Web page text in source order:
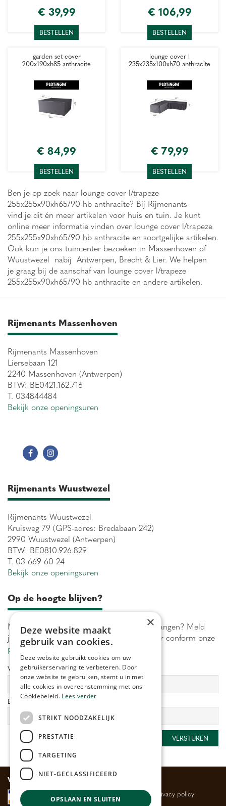
€ 39,99
BESTELLEN
€ 106,99
BESTELLEN
garden set cover
200x190xh85 anthracite
€ 84,99
BESTELLEN
lounge cover l
235x235x100xh70 anthracite
€ 79,99
BESTELLEN
Ben je op zoek naar lounge cover l/trapeze
255x255x90xh65/90 hb anthracite? Bij Rijmenants
vind je dit én meer artikelen voor huis en tuin. Je kunt
online meer informatie vinden over lounge cover l/trapeze
255x255x90xh65/90 hb anthracite en soortgelijke artikelen.
Ook kun je ons tuincenter bezoeken in Massenhoven of
Wuustwezel nabij Antwerpen, Brecht & Lier. We helpen
je graag bij de aanschaf van lounge cover l/trapeze
255x255x90xh65/90 hb anthracite en andere artikelen.
Rijmenants Massenhoven
Rijmenants Massenhoven
Liersebaan 121
2240 Massenhoven (Antwerpen)
BTW: BE0421.162.716
T. 034844484
Bekijk onze openingsuren
Rijmenants Wuustwezel
Rijmenants Wuustwezel
Kruisweg 79 (GPS-adres: Bredabaan 242)
2990 Wuustwezel (Antwerpen)
BTW: BE0810.926.829
T. 03 669 60 24
Bekijk onze openingsuren
Op de hoogte blijven?
Maximaal 1 keer per week onze acties ontvangen? Meld
je aan! Wij verwerken jouw gegevens secuur conform onze
privacy policy.
Voornaam: Achternaam:
E-mailadres:
Veilig betalen
Algemene voorwaarden Privacy policy
×
Deze website maakt
gebruik van cookies.
Deze website gebruikt cookies om uw
gebruikerservaring te verbeteren. Door
onze website te gebruiken, stemt u in met
alle cookies in overeenstemming met ons
Cookiebeleid. Lees verder
STRIKT NOODZAKELIJK
PRESTATIE
TARGETING
NIET-GECLASSIFICEERD
OPSLAAN EN SLUITEN